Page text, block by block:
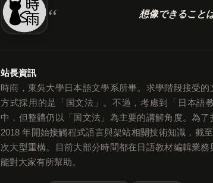
想像できることは
站長資訊
時雨，東吳大學日本語文學系所畢。求學階段接受
方式採用的是「国文法」。不過，考慮到「日本語
中，但整體仍以「国文法」為主要的講解角度。為
2018 年開始接觸程式語言與架站相關技術知識，截
次大型重構。目前大部分時間都在日語教材編輯業
能對大家有所幫助。